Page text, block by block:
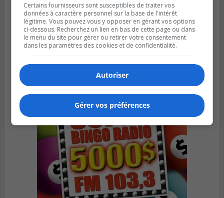
BOUCHERVILLE
Publié le 27 juillet 2026 à 19h58
Metro prend les moyens pour protéger son
personnel cadre
Certains fournisseurs sont susceptibles de traiter vos
données à caractère personnel sur la base de l'intérêt
légitime. Vous pouvez vous y opposer en gérant vos options
ci-dessous. Recherchez un lien en bas de cette page ou dans
le menu du site pour gérer ou retirer votre consentement
dans les paramètres des cookies et de confidentialité.
Autoriser
Gérer vos préférences